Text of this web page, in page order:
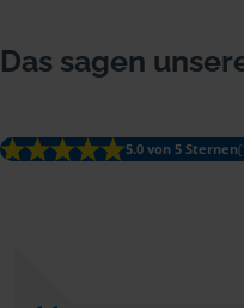
Das sagen
5.0 von 5 Sternen